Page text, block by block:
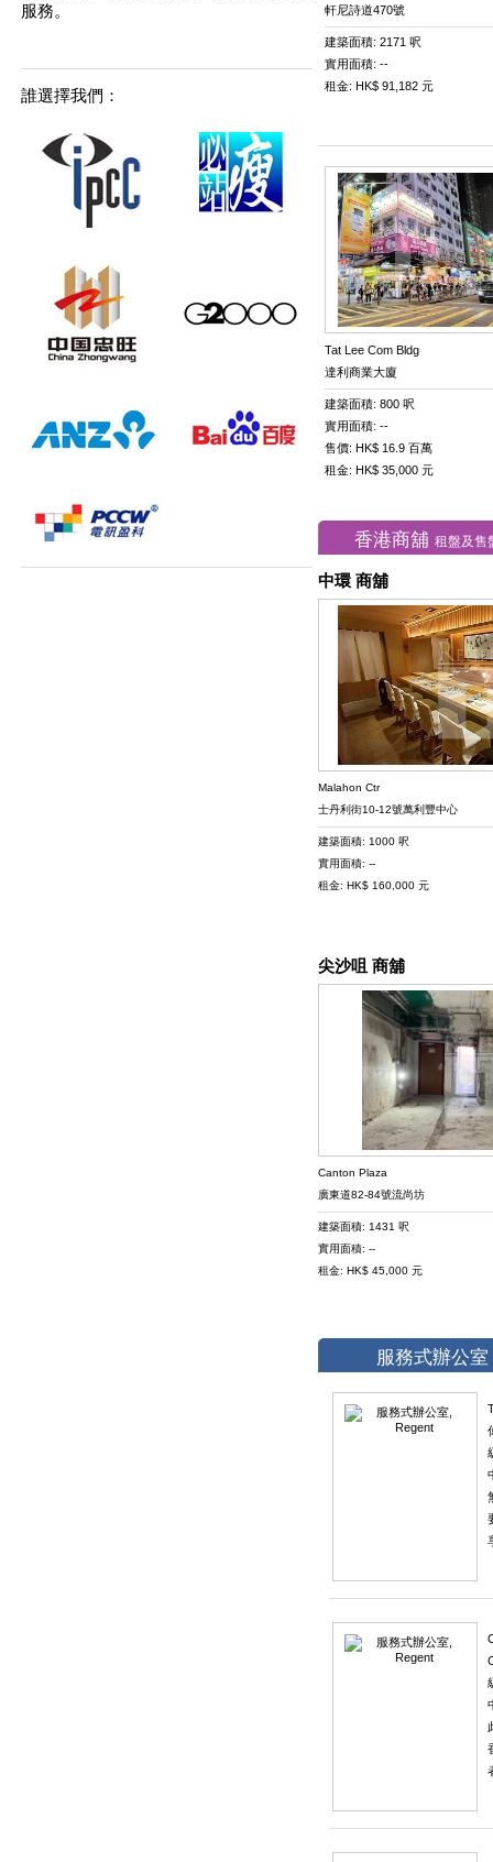
服務。
誰選擇我們：
軒尼詩道470號
建築面積: 2171 呎
實用面積: --
租金: HK$ 91,182 元
Tat Lee Com Bldg
達利商業大廈
建築面積: 800 呎
實用面積: --
售價: HK$ 16.9 百萬
租金: HK$ 35,000 元
香港商舖 租盤及售
中環 商舖
Malahon Ctr
士丹利街10-12號萬利豐中心
建築面積: 1000 呎
實用面積: --
租金: HK$ 160,000 元
尖沙咀 商舖
Canton Plaza
廣東道82-84號流尚坊
建築面積: 1431 呎
實用面積: --
租金: HK$ 45,000 元
服務式辦公室